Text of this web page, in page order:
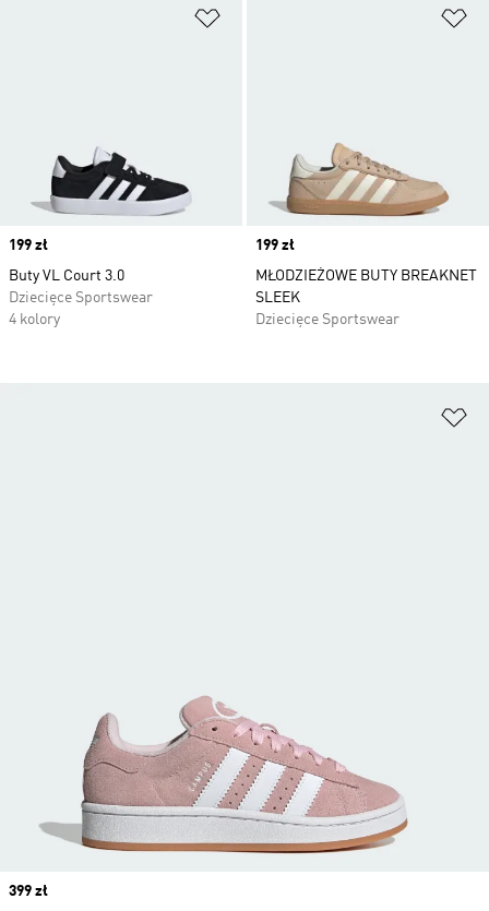
Price
199 zł
Buty VL Court 3.0
Dziecięce Sportswear
4 kolory
Price
199 zł
MŁODZIEŻOWE BUTY BREAKNET
SLEEK
Dziecięce Sportswear
Price
399 zł